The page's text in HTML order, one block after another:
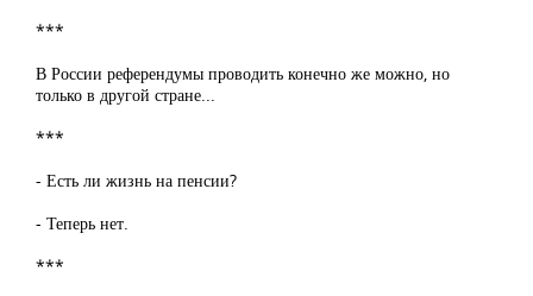
***
В России референдумы проводить конечно же можно, но
только в другой стране...
***
- Есть ли жизнь на пенсии?
- Теперь нет.
***